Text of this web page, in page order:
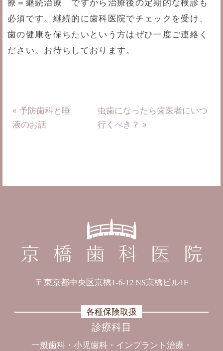
療＝継続治療 ですから治療後の定期的な検診も
必須です。継続的に歯科医院でチェックを受け、
歯の健康を保ちたいという方はぜひ一度ご連絡く
ださい。お待ちしております。
« 予防歯科と唾
液のお話
虫歯になったら歯医者にいつ
行くべき？ »
〒東京都中央区京橋1-6-12 NS京橋ビル1F
各種保険取扱
診療科目
一般歯科 小児歯科
インプラント治療